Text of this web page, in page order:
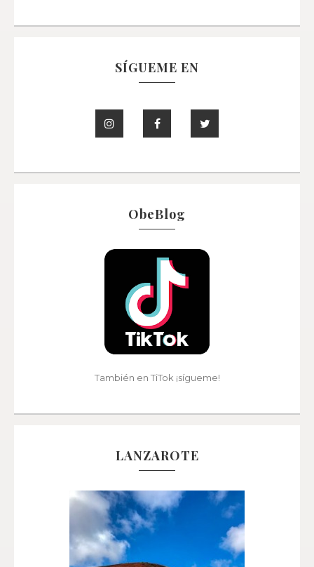
SÍGUEME EN
ObeBlog
También en TiTok ¡sígueme!
LANZAROTE